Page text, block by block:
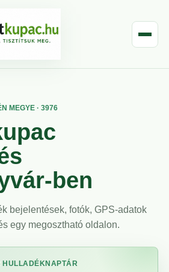
MEGYE · 3976
ben
bejelentések, fotók, GPS-adatok
egy megosztható oldalon.
HULLADÉKNAPTÁR